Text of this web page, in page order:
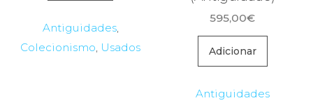
Antiguidades,
Colecionismo, Usados
595,00€
Adicionar
Antiguidades